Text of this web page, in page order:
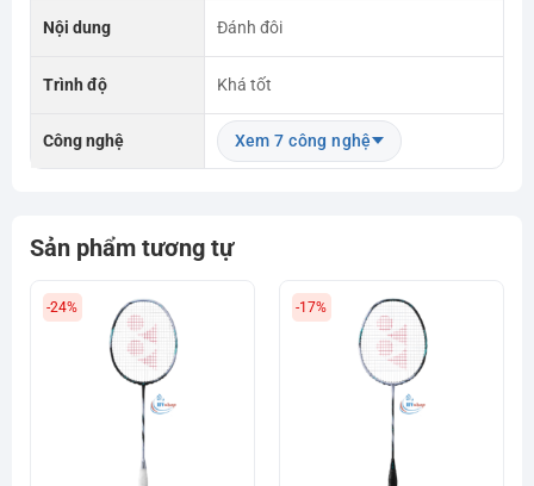
Nội dung Đánh đôi
Trình độ Khá tốt
Công nghệ Xem 7 công nghệ
Sản phẩm tương tự
-24% -17%